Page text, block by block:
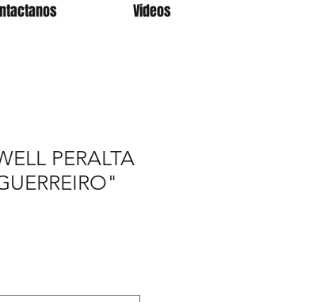
Videos
PERALTA